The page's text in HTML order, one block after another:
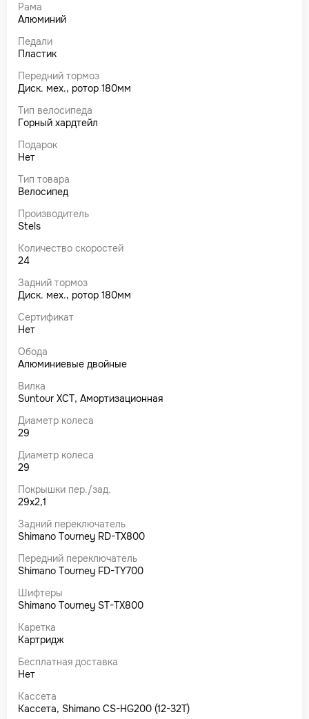
Рама
Алюминий
Педали
Пластик
Передний тормоз
Диск. мех., ротор 180мм
Тип велосипеда
Горный хардтейл
Подарок
Нет
Тип товара
Велосипед
Производитель
Stels
Количество скоростей
24
Задний тормоз
Диск. мех., ротор 180мм
Сертификат
Нет
Обода
Алюминиевые двойные
Вилка
Suntour XCT, Амортизационная
Диаметр колеса
29
Диаметр колеса
29
Покрышки пер./зад.
29x2,1
Задний переключатель
Shimano Tourney RD-TX800
Передний переключатель
Shimano Tourney FD-TY700
Шифтеры
Shimano Tourney ST-TX800
Каретка
Картридж
Бесплатная доставка
Нет
Кассета
Кассета, Shimano CS-HG200 (12-32Т)